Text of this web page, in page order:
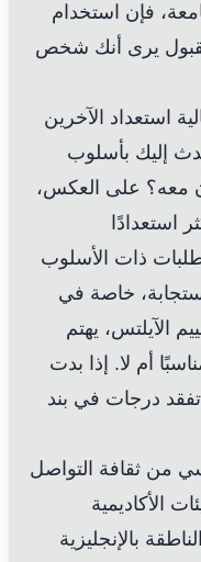
فإن استخدام
يرى أنك شخص
استعداد الآخرين
إليك بأسلوب
معه؟ على العكس،
استعدادًا
ذات الأسلوب
خاصة في
الآيلتس، يهتم
أم لا. إذا بدت
درجات في بند
من ثقافة التواصل
الأكاديمية
بالإنجليزية